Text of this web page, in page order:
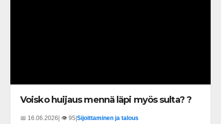
Voisko huijaus mennä läpi myös sulta? ?
📅 16.06.2026 | 👁️ 95 Sijoittaminen ja talous